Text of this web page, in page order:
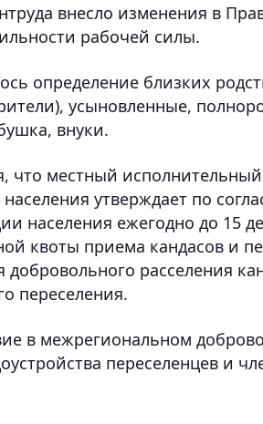
внесло изменения в
рабочей силы.
определение близких
усыновленные,
внуки.
что местный
утверждает по
населения ежегодно до 15
квоты приема кандасов и
добровольного расселения
переселения.
в межрегиональном
переселенцев и